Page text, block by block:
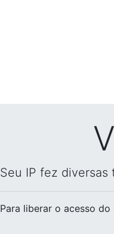
Seu IP fez
Para liberar o acesso do